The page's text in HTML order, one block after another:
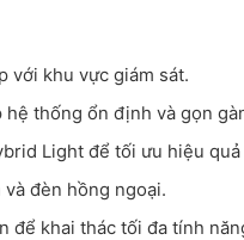
với khu vực giám sát.
hệ thống ổn định và gọn
Light để tối ưu hiệu quả
đèn hồng ngoại.
để khai thác tối đa tính